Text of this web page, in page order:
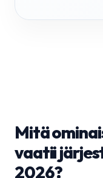
Mitä
vaatii
2026?